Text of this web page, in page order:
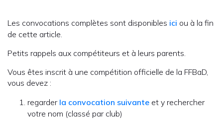
Les convocations complètes sont disponibles ici ou à la fin
de cette article.
Petits rappels aux compétiteurs et à leurs parents.
Vous êtes inscrit à une compétition officielle de la FFBaD,
vous devez :
regarder la convocation suivante et y rechercher
votre nom (classé par club)